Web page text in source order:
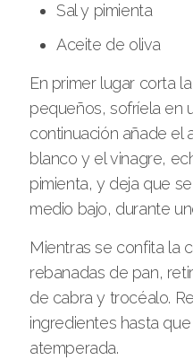
Sal y pimienta
Aceite de oliva
En primer lugar corta
pequeños, sofríela en
continuación añade el
blanco y el vinagre,
pimienta, y deja que
medio bajo, durante
Mientras se confita la
rebanadas de pan,
de cabra y trocéalo.
ingredientes hasta
atemperada.